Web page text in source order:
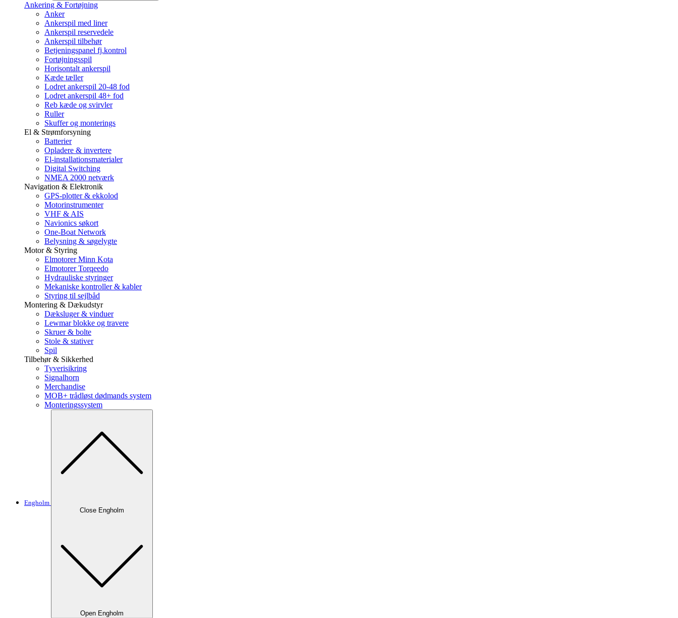
Ankering & Fortøjning
Anker
Ankerspil med liner
Ankerspil reservedele
Ankerspil tilbehør
Betjeningspanel fj.kontrol
Fortøjningsspil
Horisontalt ankerspil
Kæde tæller
Lodret ankerspil 20-48 fod
Lodret ankerspil 48+ fod
Reb kæde og svirvler
Ruller
Skuffer og monterings
El & Strømforsyning
Batterier
Opladere & invertere
El-installationsmaterialer
Digital Switching
NMEA 2000 netværk
Navigation & Elektronik
GPS-plotter & ekkolod
Motorinstrumenter
VHF & AIS
Navionics søkort
One-Boat Network
Belysning & søgelygte
Motor & Styring
Elmotorer Minn Kota
Elmotorer Torqeedo
Hydrauliske styringer
Mekaniske kontroller & kabler
Styring til sejlbåd
Montering & Dækudstyr
Dæksluger & vinduer
Lewmar blokke og travere
Skruer & bolte
Stole & stativer
Spil
Tilbehør & Sikkerhed
Tyverisikring
Signalhorn
Merchandise
MOB+ trådløst dødmands system
Monteringssystem
Engholm
Close Engholm
Open Engholm